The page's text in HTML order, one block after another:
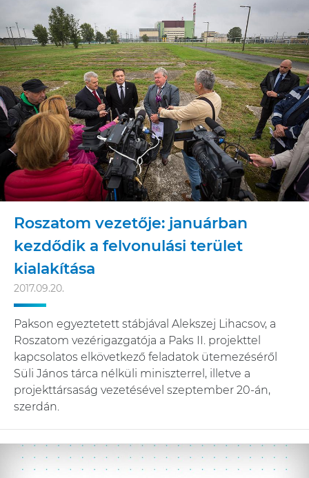
Roszatom vezetője: januárban
kezdődik a felvonulási terület
kialakítása
2017.09.20.
Pakson egyeztetett stábjával Alekszej Lihacsov, a
Roszatom vezérigazgatója a Paks II. projekttel
kapcsolatos elkövetkező feladatok ütemezéséről
Süli János tárca nélküli miniszterrel, illetve a
projekttársaság vezetésével szeptember 20-án,
szerdán.